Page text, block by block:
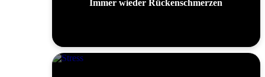
Immer wieder Rückenschmerzen